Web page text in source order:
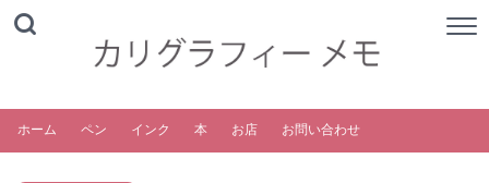
ホーム ペン インク 本 お店 お問い合わせ